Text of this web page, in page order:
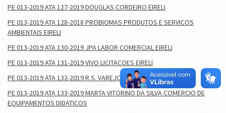
PE 013-2019 ATA 127-2019 DOUGLAS CORDEIRO EIRELI
PE 013-2019 ATA 128-2018 PROBIOMAS PRODUTOS E SERVICOS
AMBIENTAIS EIRELI
PE 013-2019 ATA 130-2019 JPA LABOR COMERCIAL EIRELI
PE 013-2019 ATA 131-2019 VIVO LICITACOES EIRELI
PE 013-2019 ATA 132-2019 R.S. VAREJO EIRELI
PE 013-2019 ATA 133-2019 MARTA VITORINO DA SILVA COMERCIO DE
EQUIPAMENTOS DIDATICOS